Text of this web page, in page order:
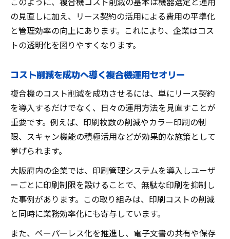
このように、複合機コスト削減の基本は機器選定と運用
の見直しに加え、リース契約の活用による費用の平準化
と管理効率の向上にあります。これにより、企業はコス
トの透明化を図りやすくなります。
コスト削減を成功へ導く複合機運用セオリー
複合機のコスト削減を成功させるには、単にリース契約
を導入するだけでなく、日々の運用方法を見直すことが
重要です。例えば、印刷枚数の削減やカラー印刷の制
限、スキャン機能の積極活用などが効果的な施策として
挙げられます。
大阪府内の企業では、印刷管理システムを導入しユーザ
ーごとに印刷制限を設けることで、無駄な印刷を抑制し
た事例があります。この取り組みは、印刷コストの削減
と同時に業務効率化にも寄与しています。
また、ペーパーレス化を推進し、電子文書の共有や保存